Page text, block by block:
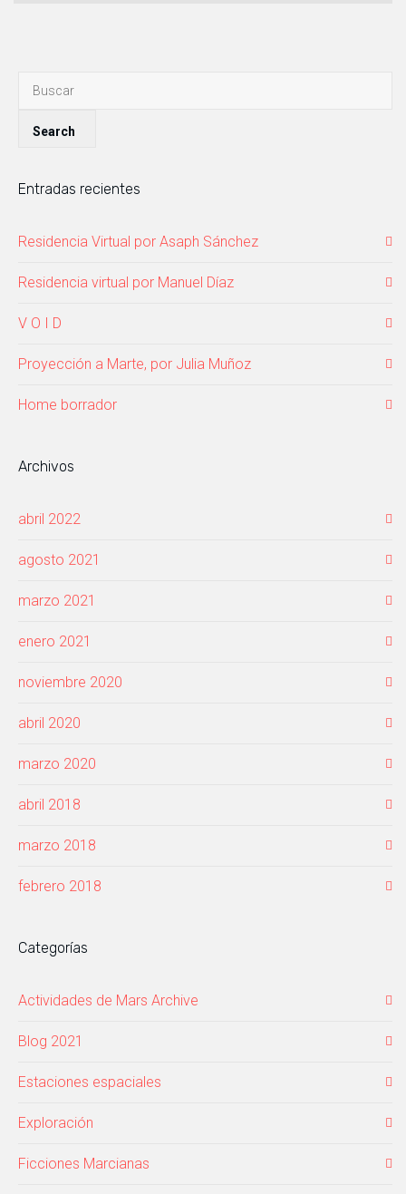
Entradas recientes
Residencia Virtual por Asaph Sánchez
Residencia virtual por Manuel Díaz
V O I D
Proyección a Marte, por Julia Muñoz
Home borrador
Archivos
abril 2022
agosto 2021
marzo 2021
enero 2021
noviembre 2020
abril 2020
marzo 2020
abril 2018
marzo 2018
febrero 2018
Categorías
Actividades de Mars Archive
Blog 2021
Estaciones espaciales
Exploración
Ficciones Marcianas